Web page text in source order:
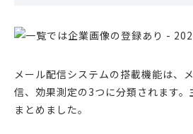
メール配信システムの搭載機能は、
信、効果測定の3つに分類されます
まとめました。